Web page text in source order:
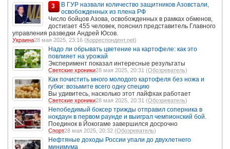
3
В ГУР назвали количество защитников Азовстали,
освобожденных из плена РФ
Число бойцов Азова, освобожденных в рамках обменов,
достигает 455 человек, пояснил представитель Главного
управления разведки Андрей Юсов.
Украина28 мая 2025, 23:16 (Корреспондент.net)
Надо ли обрывать цветение на картофеле: как это
повлияет на урожай
Эксперимент показал интересные результаты
Светские хроники28 мая 2025, 20:31 (Обозреватель)
Как почистить много молодого картофеля без ножа и
губки: возьмите всего одну специю
Вы удивитесь, насколько этот лайфхак работает
Светские хроники28 мая 2025, 20:31 (Обозреватель)
Непобедимый боксер трижды отправил соперника в
нокдаун в первом раунде и выиграл чемпионский бой.
Поединок в Йокогаме завершился досрочно
Спорт28 мая 2025, 20:32 (Обозреватель)
Нефтяные доходы России упали до двухлетнего
минимума